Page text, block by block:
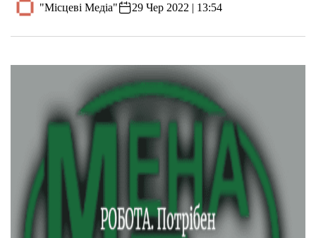
"Місцеві Медіа" 29 Чер 2022 | 13:54